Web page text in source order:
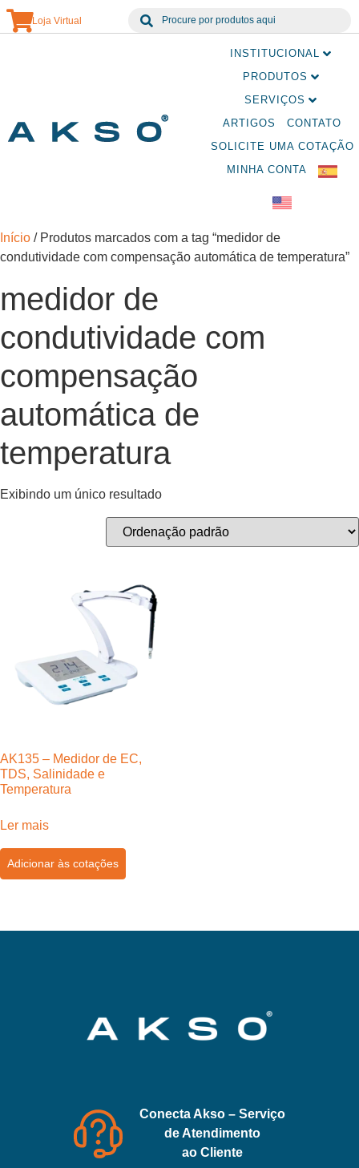
Loja Virtual
INSTITUCIONAL
PRODUTOS
SERVIÇOS
ARTIGOS
CONTATO
SOLICITE UMA COTAÇÃO
MINHA CONTA
Início / Produtos marcados com a tag “medidor de
condutividade com compensação automática de temperatura”
medidor de
condutividade com
compensação
automática de
temperatura
Exibindo um único resultado
AK135 – Medidor de EC,
TDS, Salinidade e
Temperatura
Ler mais
Adicionar às cotações
Conecta Akso – Serviço
de Atendimento
ao Cliente